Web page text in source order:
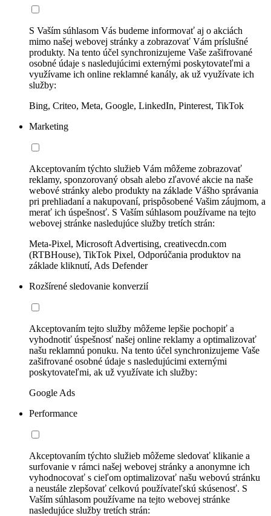
S Vaším súhlasom Vás budeme informovať aj o akciách
mimo našej webovej stránky a zobrazovať Vám príslušné
produkty. Na tento účel synchronizujeme Vaše zašifrované
osobné údaje s nasledujúcimi externými poskytovateľmi a
využívame ich online reklamné kanály, ak už využívate ich
služby:
Bing, Criteo, Meta, Google, LinkedIn, Pinterest, TikTok
Marketing
Akceptovaním týchto služieb Vám môžeme zobrazovať
reklamy, sponzorovaný obsah alebo zľavové akcie na naše
webové stránky alebo produkty na základe Vášho správania
pri prehliadaní a nakupovaní, prispôsobené Vašim záujmom, a
merať ich úspešnosť. S Vaším súhlasom používame na tejto
webovej stránke nasledujúce služby tretích strán:
Meta-Pixel, Microsoft Advertising, creativecdn.com
(RTBHouse), TikTok Pixel, Odporúčania produktov na
základe kliknutí, Ads Defender
Rozšírené sledovanie konverzií
Akceptovaním tejto služby môžeme lepšie pochopiť a
vyhodnotiť úspešnosť našej online reklamy a optimalizovať
našu reklamnú ponuku. Na tento účel synchronizujeme Vaše
zašifrované osobné údaje s nasledujúcimi externými
poskytovateľmi, ak už využívate ich služby:
Google Ads
Performance
Akceptovaním týchto služieb môžeme sledovať klikanie a
surfovanie v rámci našej webovej stránky a anonymne ich
vyhodnocovať s cieľom optimalizovať našu webovú stránku
a neustále zlepšovať celkovú používateľskú skúsenosť. S
Vaším súhlasom používame na tejto webovej stránke
nasledujúce služby tretích strán: